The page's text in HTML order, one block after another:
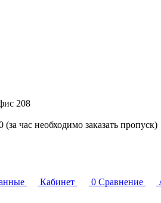
208
час необходимо заказать пропуск)
Кабинет 0 Сравнение